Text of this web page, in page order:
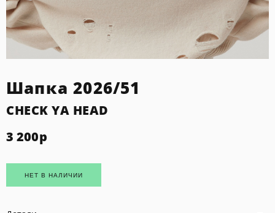
Шапка 2026/51
CHECK YA HEAD
3 200р
НЕТ В НАЛИЧИИ